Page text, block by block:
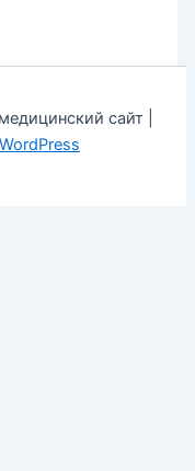
сайт |